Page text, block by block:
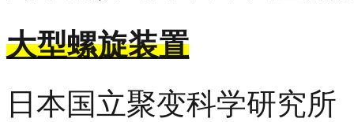
大型螺旋装置
日本国立聚变科学研究所